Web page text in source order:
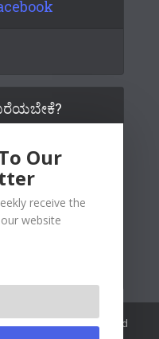
Limited. Created and
Our
receive the
website